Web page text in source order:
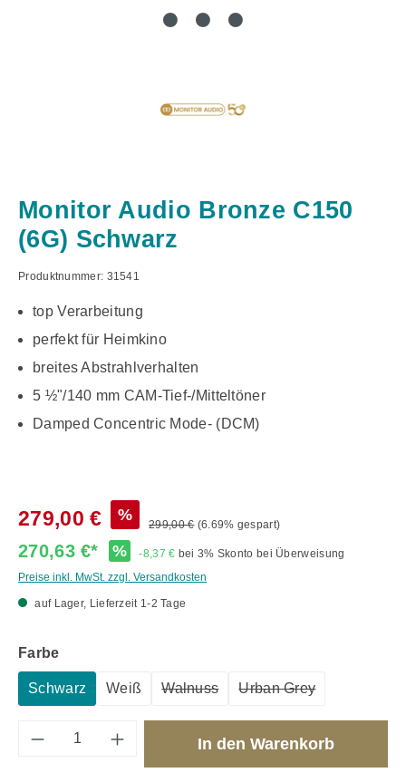
Monitor Audio Bronze C150
(6G) Schwarz
Produktnummer: 31541
top Verarbeitung
perfekt für Heimkino
breites Abstrahlverhalten
5 ½"/140 mm CAM-Tief-/Mitteltöner
Damped Concentric Mode- (DCM)
279,00 € %
299,00 € (6.69% gespart)
270,63 €* % -8,37 € bei 3% Skonto bei Überweisung
Preise inkl. MwSt. zzgl. Versandkosten
auf Lager, Lieferzeit 1-2 Tage
Farbeauswählen
Schwarz Weiß Walnuss
(Diese Option ist zurzeit nicht
Urban Grey
(Diese Option ist
Produkt Anzahl: Gib den gewünschten
In den Warenkorb